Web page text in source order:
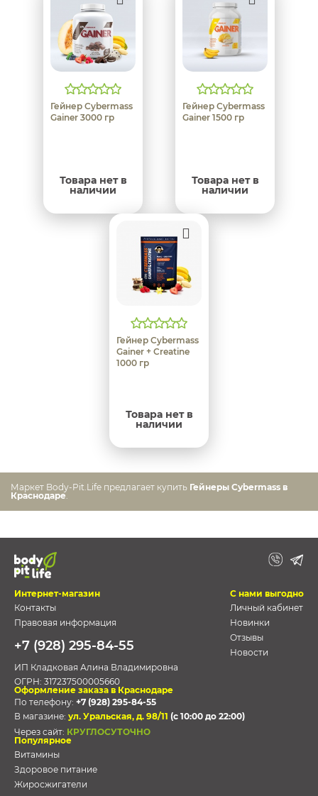
Гейнер Cybermass
Gainer 3000 гр
Товара нет в
наличии
Гейнер Cybermass
Gainer 1500 гр
Товара нет в
наличии
Гейнер Cybermass
Gainer + Creatine
1000 гр
Товара нет в
наличии
Маркет Body-Pit.Life предлагает купить Гейнеры Cybermass в
Краснодаре
Интернет-магазин
Контакты
Правовая информация
+7 (928) 295-84-55
ИП Кладковая Алина Владимировна
ОГРН: 317237500005660
С нами выгодно
Личный кабинет
Новинки
Отзывы
Новости
Оформление заказа в Краснодаре
По телефону: +7 (928) 295-84-55
В магазине: ул. Уральская, д. 98/11 (с 10:00 до 22:00)
Через сайт: КРУГЛОСУТОЧНО
Популярное
Витамины
Здоровое питание
Жиросжигатели